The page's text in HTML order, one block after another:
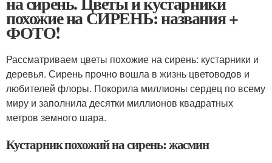
похожие на СИРЕНЬ: названия +
ФОТО!
Рассматриваем цветы похожие на сирень: кустарники и
деревья. Сирень прочно вошла в жизнь цветоводов и
любителей флоры. Покорила миллионы сердец по всему
миру и заполнила десятки миллионов квадратных
метров земного шара.
Кустарник похожий на сирень: жасмин